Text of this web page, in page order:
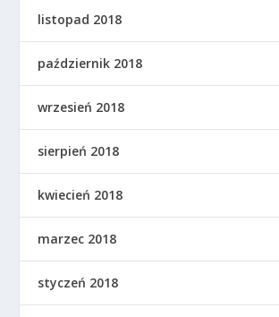
listopad 2018
październik 2018
wrzesień 2018
sierpień 2018
kwiecień 2018
marzec 2018
styczeń 2018